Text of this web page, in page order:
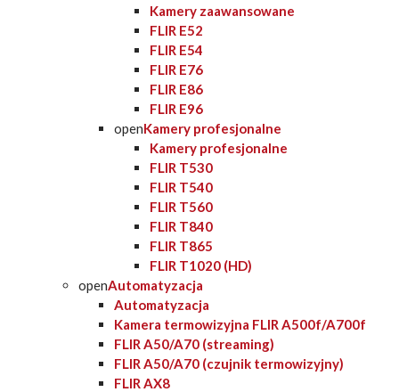
Kamery zaawansowane
FLIR E52
FLIR E54
FLIR E76
FLIR E86
FLIR E96
openKamery profesjonalne
Kamery profesjonalne
FLIR T530
FLIR T540
FLIR T560
FLIR T840
FLIR T865
FLIR T1020 (HD)
openAutomatyzacja
Automatyzacja
Kamera termowizyjna FLIR A500f/A700f
FLIR A50/A70 (streaming)
FLIR A50/A70 (czujnik termowizyjny)
FLIR AX8